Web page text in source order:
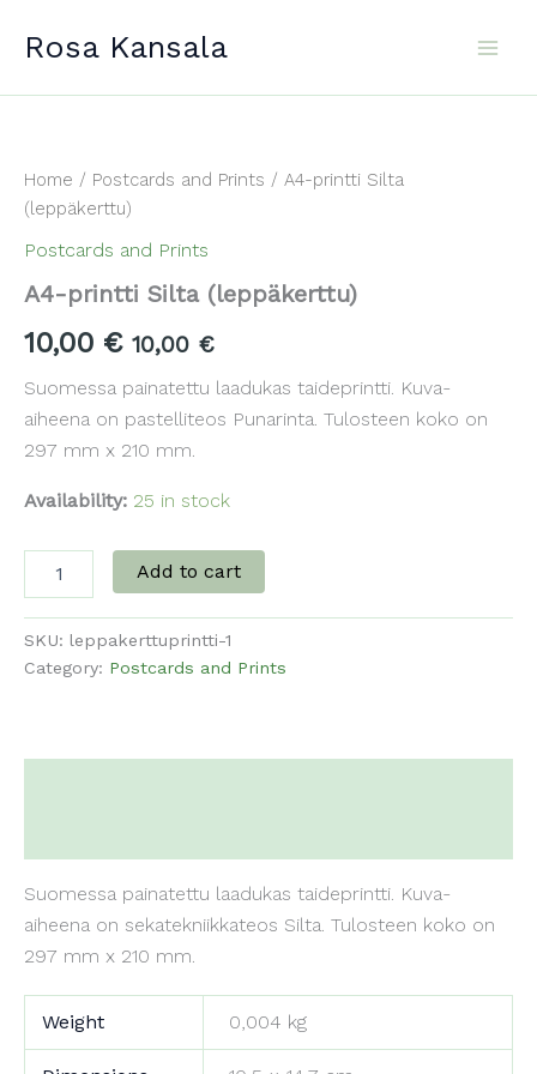
Rosa Kansala
Home / Postcards and Prints / A4-printti Silta
(leppäkerttu)
Postcards and Prints
A4-printti Silta (leppäkerttu)
10,00 € 10,00 €
Suomessa painatettu laadukas taideprintti. Kuva-
aiheena on pastelliteos Punarinta. Tulosteen koko on
297 mm x 210 mm.
Availability: 25 in stock
printti
(leppäkerttu)
quantity
Add to cart
SKU: leppakerttuprintti-1
Category: Postcards and Prints
Suomessa painatettu laadukas taideprintti. Kuva-
aiheena on sekatekniikkateos Silta. Tulosteen koko on
297 mm x 210 mm.
Weight 0,004 kg